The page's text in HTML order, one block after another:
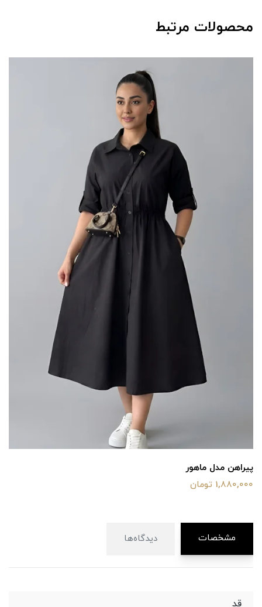
محصولات مرتبط
پیراهن مدل ماهور
1,880,000 تومان
مشخصات دیدگاه‌ها
قد